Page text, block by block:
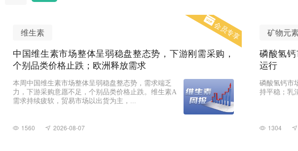
维生素
中国维生素市场整体呈弱稳盘整态势，下游刚需采购，
个别品类价格止跌；欧洲释放需求
本周中国维生素市场整体呈弱稳盘整态势，需求端乏
力，下游采购意愿不足，个别品类价格止跌。维生素A
需求持续疲软，贸易市场以出货为主，...
1560 2026-08-07
会员专享 矿物元
磷酸氢
运行
磷酸氢钙市
持平稳；乳
1304